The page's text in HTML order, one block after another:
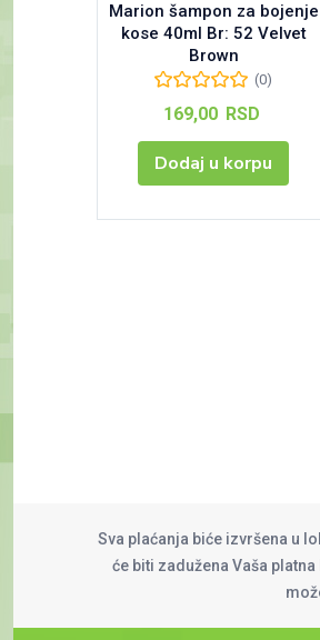
Marion šampon za bojenje
kose 40ml Br: 52 Velvet
Brown
(0)
169,00 RSD
Dodaj u korpu
Sva plaćanja biće izvršena u
će biti zadužena Vaša